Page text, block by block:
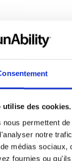
utilise des cookies.
nous permettent
notre
médias
fournies ou